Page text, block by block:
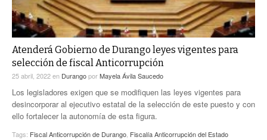
Atenderá Gobierno de Durango leyes vigentes para
selección de fiscal Anticorrupción
25 abril, 2022en DurangoporMayela Ávila Saucedo
Los legisladores exigen que se modifiquen las leyes vigentes para
desincorporar al ejecutivo estatal de la selección de este puesto y con
ello fortalecer la autonomía de esta figura.
Tags: Fiscal Anticorrupción de Durango Fiscalía Anticorrupción del Estado